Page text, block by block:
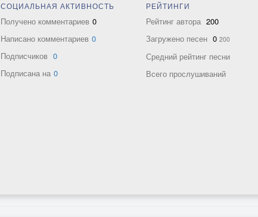
СОЦИАЛЬНАЯ АКТИВНОСТЬ
Получено комментариев 0
Написано комментариев 0
Подписчиков 0
Подписана на 0
РЕЙТИНГИ
Рейтинг автора 200
Загружено песен 0 200
Средний рейтинг песни
Всего прослушиваний